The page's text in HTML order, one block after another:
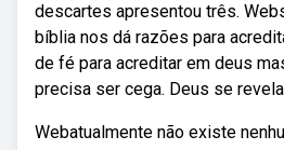
descartes apresentou três.
bíblia nos dá razões para
de fé para acreditar em deus
precisa ser cega. Deus se
Webatualmente não existe